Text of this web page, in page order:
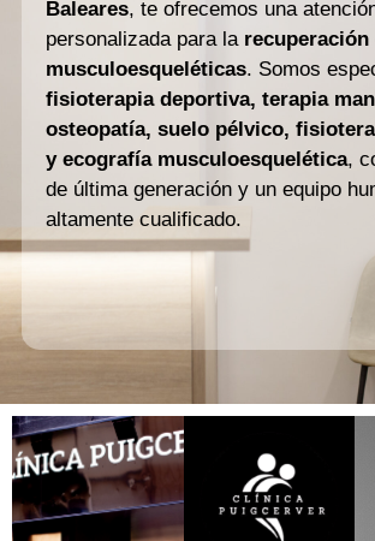
Baleares, te ofrecemos una
personalizada para la
musculoesqueléticas. Somos
fisioterapia deportiva, terapia
osteopatía, suelo pélvico,
y ecografía musculoesquelética,
de última generación y un equipo
altamente cualificado.